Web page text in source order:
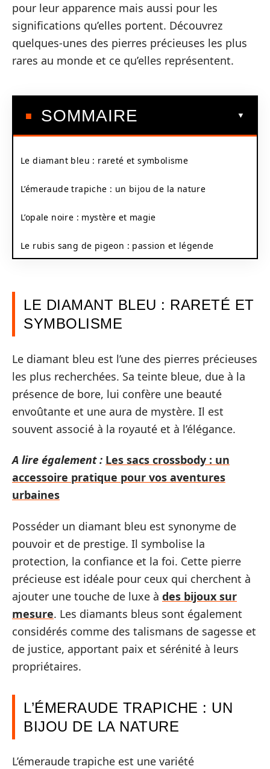
pour leur apparence mais aussi pour les
significations qu’elles portent. Découvrez
quelques-unes des pierres précieuses les plus
rares au monde et ce qu’elles représentent.
SOMMAIRE
Le diamant bleu : rareté et symbolisme
L’émeraude trapiche : un bijou de la nature
L’opale noire : mystère et magie
Le rubis sang de pigeon : passion et légende
LE DIAMANT BLEU : RARETÉ ET
SYMBOLISME
Le diamant bleu est l’une des pierres précieuses
les plus recherchées. Sa teinte bleue, due à la
présence de bore, lui confère une beauté
envoûtante et une aura de mystère. Il est
souvent associé à la royauté et à l’élégance.
A lire également : Les sacs crossbody : un
accessoire pratique pour vos aventures
urbaines
Posséder un diamant bleu est synonyme de
pouvoir et de prestige. Il symbolise la
protection, la confiance et la foi. Cette pierre
précieuse est idéale pour ceux qui cherchent à
ajouter une touche de luxe à des bijoux sur
mesure. Les diamants bleus sont également
considérés comme des talismans de sagesse et
de justice, apportant paix et sérénité à leurs
propriétaires.
L’ÉMERAUDE TRAPICHE : UN
BIJOU DE LA NATURE
L’émeraude trapiche est une variété